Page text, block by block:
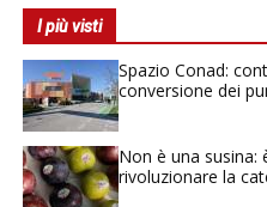
I più visti
Spazio Conad:
conversione dei
Non è una
rivoluzionare la